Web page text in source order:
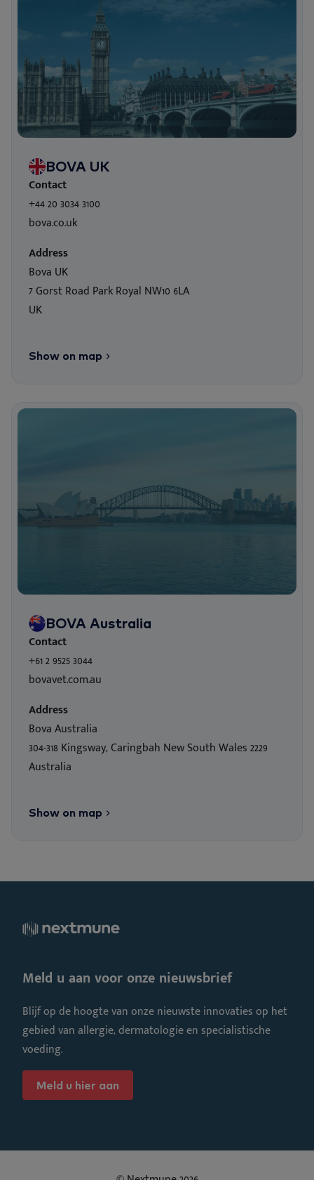
BOVA UK
Contact
+44 20 3034 3100
bova.co.uk
Address
Bova UK
7 Gorst Road Park Royal NW10 6LA
UK
Show on map
BOVA Australia
Contact
+61 2 9525 3044
bovavet.com.au
Address
Bova Australia
304-318 Kingsway, Caringbah New South Wales 2229
Australia
Show on map
Meld u aan voor onze nieuwsbrief
Blijf op de hoogte van onze nieuwste innovaties op het
gebied van allergie, dermatologie en specialistische
voeding.
Meld u hier aan